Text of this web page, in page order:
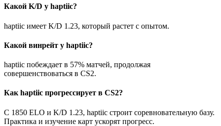
Какой K/D у haptiic?
haptiic имеет K/D 1.23, который растет с опытом.
Какой винрейт у haptiic?
haptiic побеждает в 57% матчей, продолжая
совершенствоваться в CS2.
Как haptiic прогрессирует в CS2?
С 1850 ELO и K/D 1.23, haptiic строит соревновательную базу.
Практика и изучение карт ускорят прогресс.